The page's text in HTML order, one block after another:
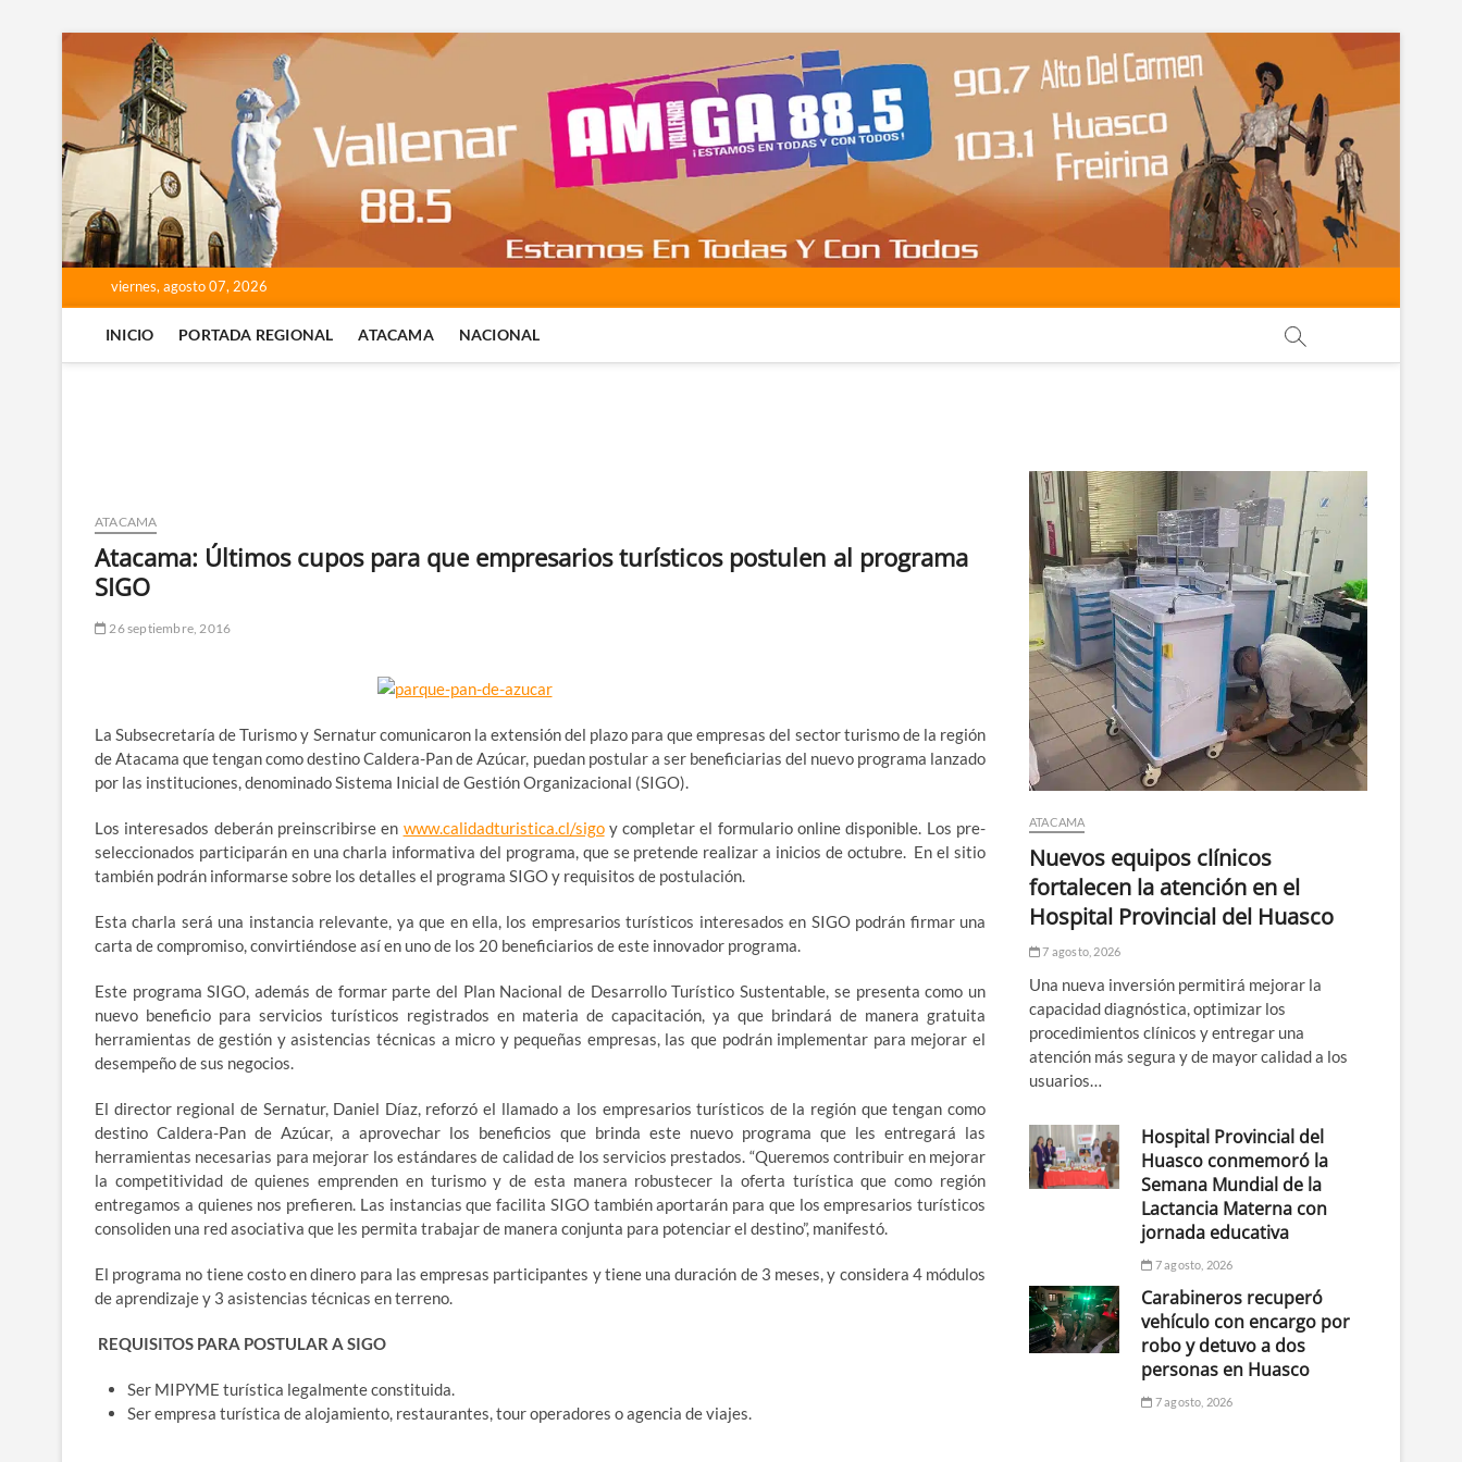
contenido
viernes, agosto 07, 2026
INICIO PORTADA REGIONAL ATACAMA NACIONAL
ATACAMA
Atacama: Últimos cupos para que empresarios turísticos postulen al programa
SIGO
26 septiembre, 2016
La Subsecretaría de Turismo y Sernatur comunicaron la extensión del plazo para que empresas del sector turismo de la región
de Atacama que tengan como destino Caldera-Pan de Azúcar, puedan postular a ser beneficiarias del nuevo programa lanzado
por las instituciones, denominado Sistema Inicial de Gestión Organizacional (SIGO).
Los interesados deberán preinscribirse en www.calidadturistica.cl/sigoy completar el formulario online disponible. Los pre-
seleccionados participarán en una charla informativa del programa, que se pretende realizar a inicios de octubre. En el sitio
también podrán informarse sobre los detalles el programa SIGO y requisitos de postulación.
Esta charla será una instancia relevante, ya que en ella, los empresarios turísticos interesados en SIGO podrán firmar una
carta de compromiso, convirtiéndose así en uno de los 20 beneficiarios de este innovador programa.
Este programa SIGO, además de formar parte del Plan Nacional de Desarrollo Turístico Sustentable, se presenta como un
nuevo beneficio para servicios turísticos registrados en materia de capacitación, ya que brindará de manera gratuita
herramientas de gestión y asistencias técnicas a micro y pequeñas empresas, las que podrán implementar para mejorar el
desempeño de sus negocios.
El director regional de Sernatur, Daniel Díaz, reforzó el llamado a los empresarios turísticos de la región que tengan como
destino Caldera-Pan de Azúcar, a aprovechar los beneficios que brinda este nuevo programa que les entregará las
herramientas necesarias para mejorar los estándares de calidad de los servicios prestados. “Queremos contribuir en mejorar
la competitividad de quienes emprenden en turismo y de esta manera robustecer la oferta turística que como región
entregamos a quienes nos prefieren. Las instancias que facilita SIGO también aportarán para que los empresarios turísticos
consoliden una red asociativa que les permita trabajar de manera conjunta para potenciar el destino”, manifestó.
El programa no tiene costo en dinero para las empresas participantes y tiene una duración de 3 meses, y considera 4 módulos
de aprendizaje y 3 asistencias técnicas en terreno.
REQUISITOS PARA POSTULAR A SIGO
Ser MIPYME turística legalmente constituida.
Ser empresa turística de alojamiento, restaurantes, tour operadores o agencia de viajes.
ATACAMA
Nuevos equipos clínicos
fortalecen la atención en el
Hospital Provincial del Huasco
7 agosto, 2026
Una nueva inversión permitirá mejorar la
capacidad diagnóstica, optimizar los
procedimientos clínicos y entregar una
atención más segura y de mayor calidad a los
usuarios…
Hospital Provincial del
Huasco conmemoró la
Semana Mundial de la
Lactancia Materna con
jornada educativa
7 agosto, 2026
Carabineros recuperó
vehículo con encargo por
robo y detuvo a dos
personas en Huasco
7 agosto, 2026